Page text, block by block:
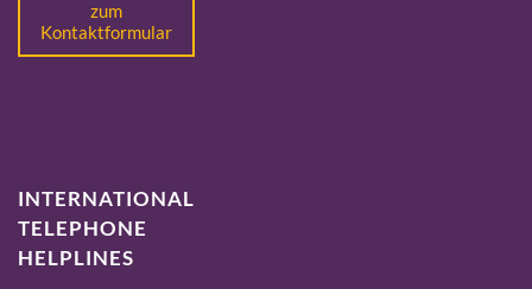
zum
Kontaktformular
INTERNATIONAL
TELEPHONE
HELPLINES